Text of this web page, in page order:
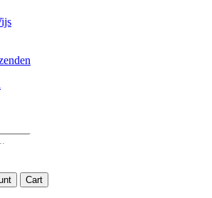
Cart